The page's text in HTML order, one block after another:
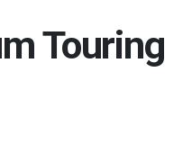
Touring